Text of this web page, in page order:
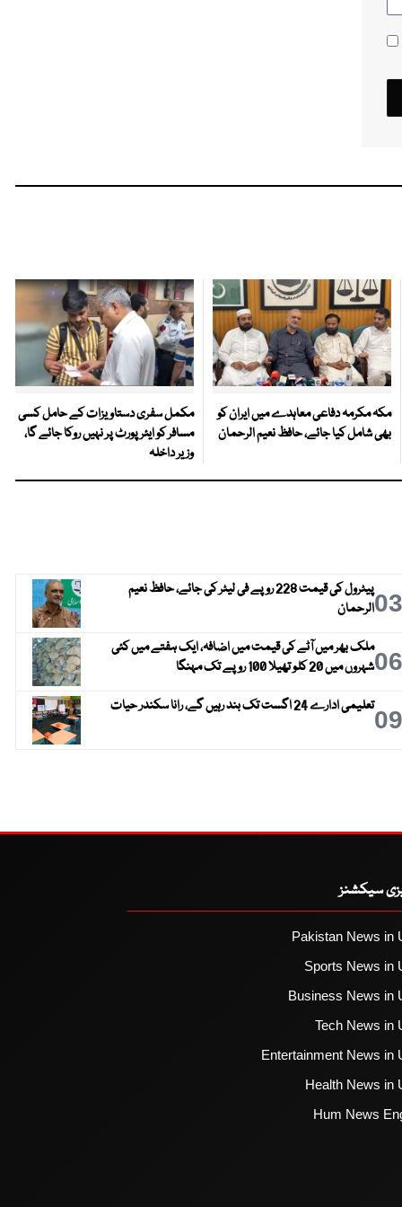
مکہ مکرمہ دفاعی معاہدے میں ایران کو
بھی شامل کیا جائے، حافظ نعیم الرحمان
مکمل سفری دستاویزات کے حامل کسی
مسافر کو ایئرپورٹ پر نہیں روکا جائے گا،
وزیر داخلہ
03
پیٹرول کی قیمت 228 روپے فی لیٹر کی جائے، حافظ نعیم
الرحمان
06ملک بھر میں آٹے کی قیمت میں اضافہ، ایک ہفتے میں کئی
شہروں میں 20 کلو تھیلا 100 روپے تک مہنگا
09تعلیمی ادارے 24 اگست تک بند رہیں گے، رانا سکندر حیات
سیکشنز
Pakistan News in
Sports News in
Business News in
Tech News in
Entertainment News in
Health News in
Hum News